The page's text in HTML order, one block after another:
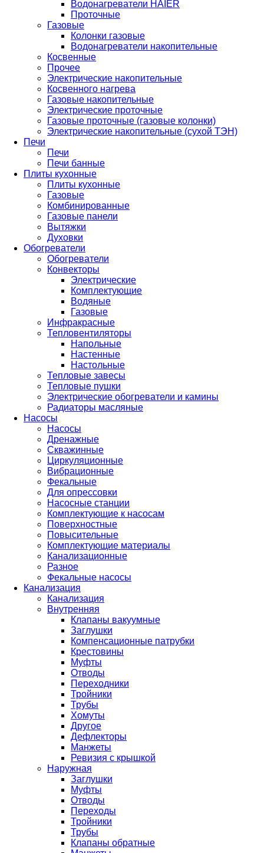
Водонагреватели HAIER
Проточные
Газовые
Колонки газовые
Водонагреватели накопительные
Косвенные
Прочее
Электрические накопительные
Косвенного нагрева
Газовые накопительные
Электрические проточные
Газовые проточные (газовые колонки)
Электрические накопительные (сухой ТЭН)
Печи
Печи
Печи банные
Плиты кухонные
Плиты кухонные
Газовые
Комбинированные
Газовые панели
Вытяжки
Духовки
Обогреватели
Обогреватели
Конвекторы
Электрические
Комплектующие
Водяные
Газовые
Инфракрасные
Тепловентиляторы
Напольные
Настенные
Настольные
Тепловые завесы
Тепловые пушки
Электрические обогреватели и камины
Радиаторы масляные
Насосы
Насосы
Дренажные
Скважинные
Циркуляционные
Вибрационные
Фекальные
Для опрессовки
Насосные станции
Комплектующие к насосам
Поверхностные
Повысительные
Комплектующие материалы
Канализационные
Разное
Фекальные насосы
Канализация
Канализация
Внутренняя
Клапаны вакуумные
Заглушки
Компенсационные патрубки
Крестовины
Муфты
Отводы
Переходники
Тройники
Трубы
Хомуты
Другое
Дефлекторы
Манжеты
Ревизия с крышкой
Наружная
Заглушки
Муфты
Отводы
Переходы
Тройники
Трубы
Клапаны обратные